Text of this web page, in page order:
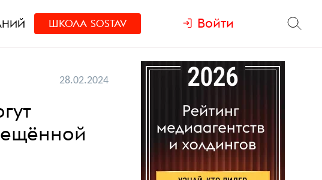
ШКОЛА SOSTAV Войти
28.02.2024